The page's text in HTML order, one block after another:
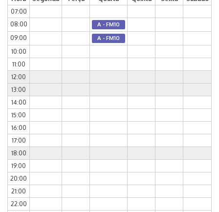
07:00
08:00
A - FM10
09:00 A - FM10
10:00
11:00
12:00
13:00
14:00
15:00
16:00
17:00
18:00
19:00
20:00
21:00
22:00